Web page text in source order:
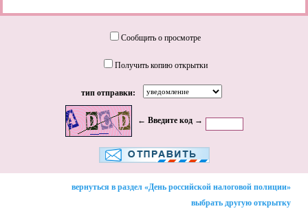
Сообщить о просмотре
Получить копию открытки
тип отправки:
← Введите код →
вернуться в раздел «День российской налоговой полиции»
выбрать другую открытку